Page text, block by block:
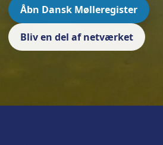
Åbn Dansk Mølleregister
Bliv en del af netværket